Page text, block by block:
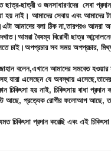
ছাত্রী ও জনসাধারণদের সেবা
হয় নাই। আমাদের সেবায় এবং আমাদের
আমাদের বলা ঠিক না,তারপরও আমরা
বৈষম্য বিরোধী ছাত্র
চাই।অপপ্রচার সব সময় অপপ্রচার,
বলেন,এখানে আমাদের সমবেত
যারা এসেছেন যে অবস্থায় এসেছে,তাদের
হয় নাই, চিকিৎসায় বাধা প্রদান
আছে, প্রত্যেক রোগীর ফলোআপ আছে,
চিকিৎসা প্রদান করেছি এবং এই